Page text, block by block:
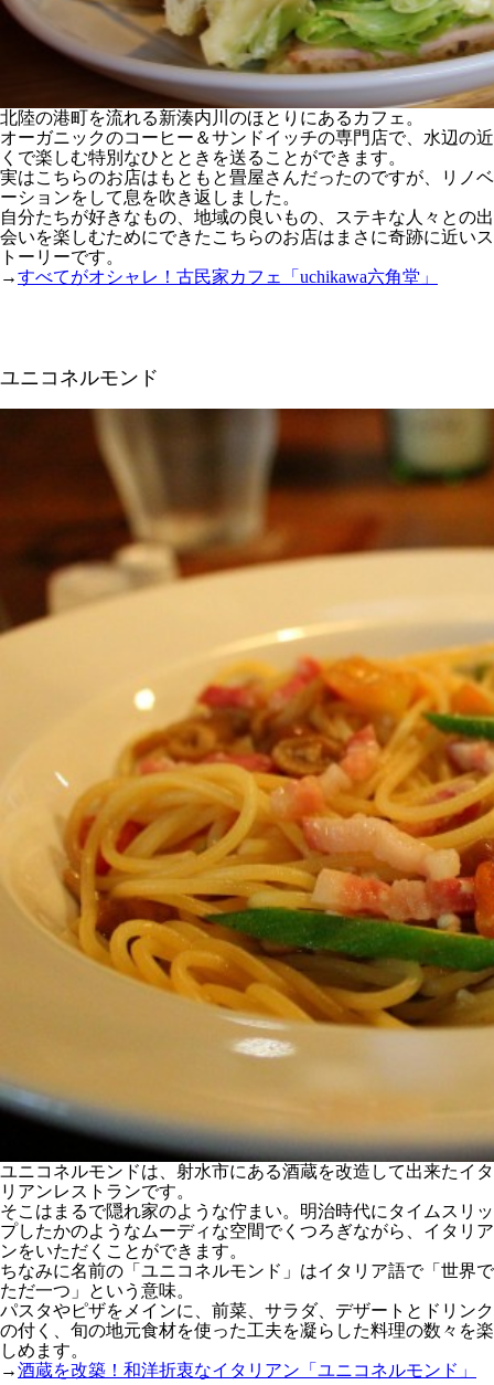
北陸の港町を流れる新湊内川のほとりにあるカフェ。
オーガニックのコーヒー＆サンドイッチの専門店で、水辺の近
くで楽しむ特別なひとときを送ることができます。
実はこちらのお店はもともと畳屋さんだったのですが、リノベ
ーションをして息を吹き返しました。
自分たちが好きなもの、地域の良いもの、ステキな人々との出
会いを楽しむためにできたこちらのお店はまさに奇跡に近いス
トーリーです。
→すべてがオシャレ！古民家カフェ「uchikawa六角堂」
ユニコネルモンド
ユニコネルモンドは、射水市にある酒蔵を改造して出来たイタ
リアンレストランです。
そこはまるで隠れ家のような佇まい。明治時代にタイムスリッ
プしたかのようなムーディな空間でくつろぎながら、イタリア
ンをいただくことができます。
ちなみに名前の「ユニコネルモンド」はイタリア語で「世界で
ただ一つ」という意味。
パスタやピザをメインに、前菜、サラダ、デザートとドリンク
の付く、旬の地元食材を使った工夫を凝らした料理の数々を楽
しめます。
→酒蔵を改築！和洋折衷なイタリアン「ユニコネルモンド」